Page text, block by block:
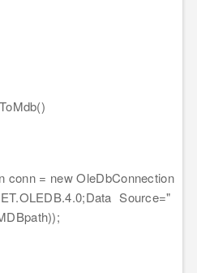
= new OleDbConnection
Source="